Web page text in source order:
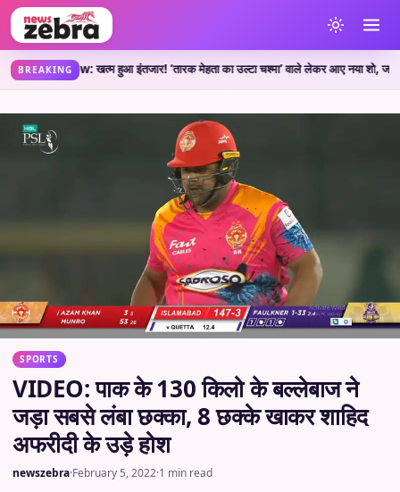
BREAKING
Show: खत्म हुआ इंतजार! ‘तारक मेहता का उल्टा चश्मा’ वाले लेकर आए नया शो, जानें
SPORTS
VIDEO: पाक के 130 किलो के बल्लेबाज ने
जड़ा सबसे लंबा छक्का, 8 छक्के खाकर शाहिद
अफरीदी के उड़े होश
newszebra·February 5, 2022·1 min read